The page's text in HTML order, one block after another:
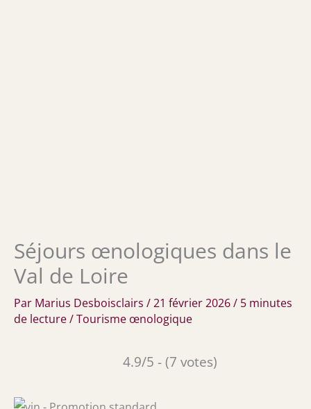
Séjours œnologiques dans le
Val de Loire
Par Marius Desboisclairs /21 février 2026/ 5 minutes
de lecture/Tourisme œnologique
4.9/5 - (7 votes)